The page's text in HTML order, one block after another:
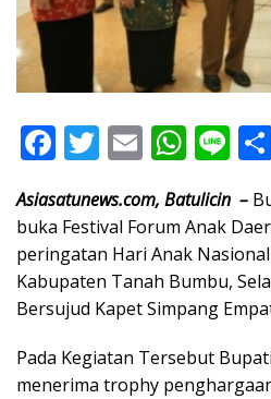
F
e
b
o
o
k
T
itt
er
E
ai
l
W
at
s
A
p
p
Li
e
Asiasatunews.com, Batulicin –
buka Festival Forum Anak
peringatan Hari Anak
Kabupaten Tanah Bumbu,
Bersujud Kapet Simpang
Pada Kegiatan Tersebut
menerima trophy